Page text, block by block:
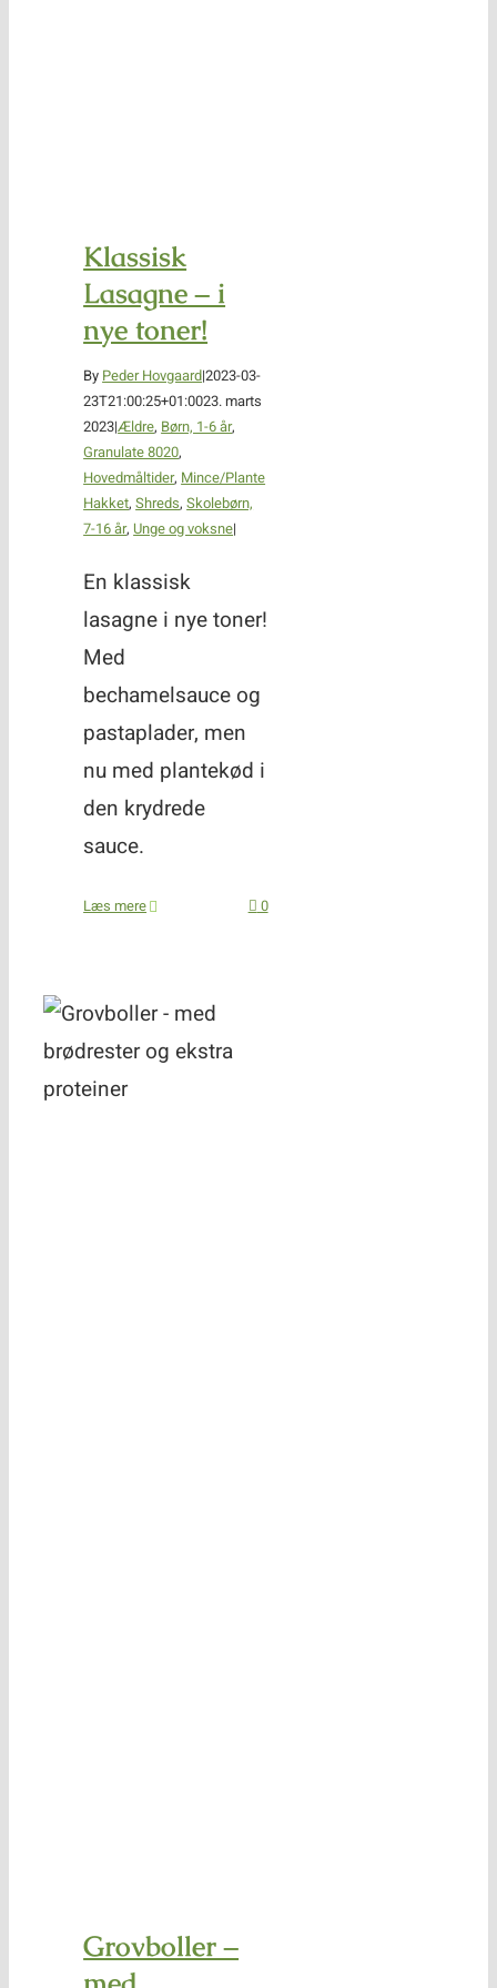
Klassisk
Lasagne – i
nye toner!
By Peder Hovgaard|2023-03-
23T21:00:25+01:0023. marts
2023|Ældre, Børn, 1-6 år,
Granulate 8020,
Hovedmåltider, Mince/Plante
Hakket,Shreds,Skolebørn,
7-16 år, Unge og voksne|
En klassisk
lasagne i nye toner!
Med
bechamelsauce og
pastaplader, men
nu med plantekød i
den krydrede
sauce.
Læs mere 0
Grovboller –